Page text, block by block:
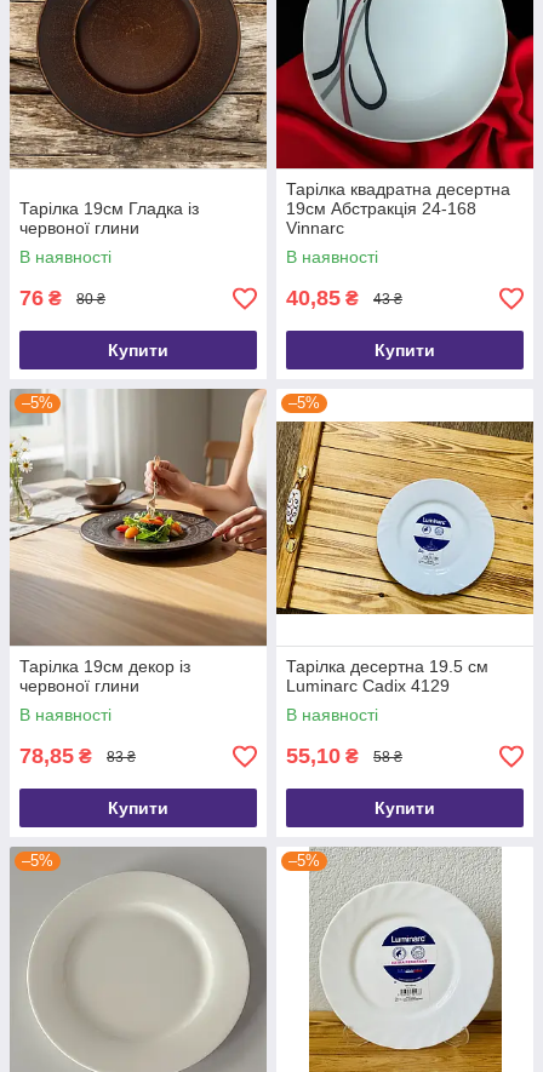
Тарілка 19см Гладка із
червоної глини
В наявності
76 ₴ 80 ₴
Купити
Тарілка квадратна десертна
19см Абстракція 24-168
Vinnarc
В наявності
40,85 ₴ 43 ₴
Купити
–5%
Тарілка 19см декор із
червоної глини
В наявності
78,85 ₴ 83 ₴
Купити
–5%
Тарілка десертна 19.5 см
Luminarc Cadix 4129
В наявності
55,10 ₴ 58 ₴
Купити
–5% –5%